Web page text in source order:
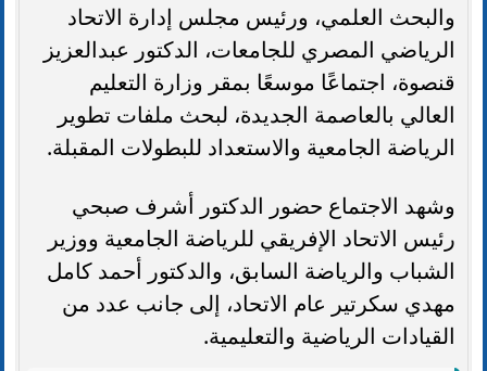
والبحث العلمي، ورئيس مجلس إدارة الاتحاد
الرياضي المصري للجامعات، الدكتور عبدالعزيز
قنصوة، اجتماعًا موسعًا بمقر وزارة التعليم
العالي بالعاصمة الجديدة، لبحث ملفات تطوير
الرياضة الجامعية والاستعداد للبطولات المقبلة.
وشهد الاجتماع حضور الدكتور أشرف صبحي
رئيس الاتحاد الإفريقي للرياضة الجامعية ووزير
الشباب والرياضة السابق، والدكتور أحمد كامل
مهدي سكرتير عام الاتحاد، إلى جانب عدد من
القيادات الرياضية والتعليمية.